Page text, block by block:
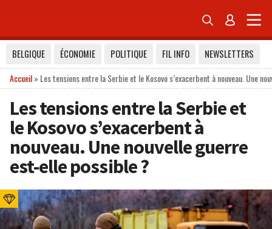
 
BELGIQUE ÉCONOMIE POLITIQUE FIL INFO
NEWSLETTERS
Accueil» Les tensions entre la Serbie et le Kosovo s’exacerbent à nouveau. Une
Les tensions entre la Serbie et
le Kosovo s’exacerbent à
nouveau. Une nouvelle guerre
est-elle possible ?